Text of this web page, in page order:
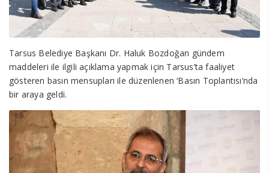
Tarsus Belediye Başkanı Dr. Haluk Bozdoğan gündem
maddeleri ile ilgili açıklama yapmak için Tarsus’ta faaliyet
gösteren basın mensupları ile düzenlenen ‘Basın Toplantısı’nda
bir araya geldi.